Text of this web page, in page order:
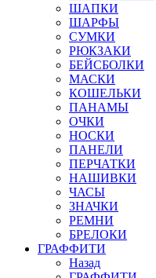
ШАПКИ
ШАРФЫ
СУМКИ
РЮКЗАКИ
БЕЙСБОЛКИ
МАСКИ
КОШЕЛЬКИ
ПАНАМЫ
ОЧКИ
НОСКИ
ПАНЕЛИ
ПЕРЧАТКИ
НАШИВКИ
ЧАСЫ
ЗНАЧКИ
РЕМНИ
БРЕЛОКИ
ГРАФФИТИ
Назад